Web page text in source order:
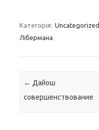
Категорія: Uncategorized
Лібермана
Навігація по запису
← Дайош
совершенствование